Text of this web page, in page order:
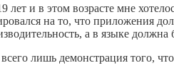
лет и в этом возрасте мне
на то, что
а в языке
лишь демонстрация того,